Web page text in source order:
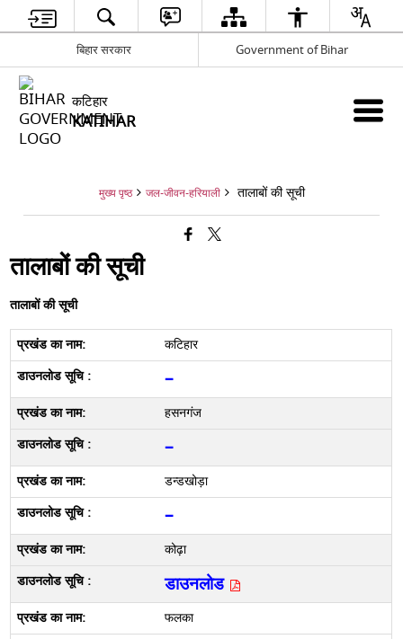
बिहार सरकार Government of Bihar
कटिहार
KATIHAR
मुख्य पृष्ठ जल-जीवन-हरियाली तालाबों की सूची
तालाबों की सूची
तालाबों की सूची
कटिहार
–
हसनगंज
–
डन्डखोड़ा
–
कोढ़ा
डाउनलोड
फलका